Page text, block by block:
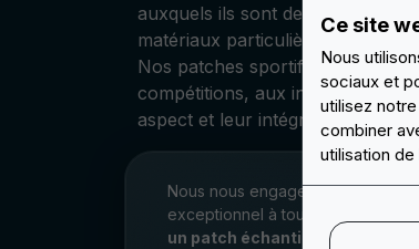
auxquels ils sont destinés. Pour
matériaux particulièrement
Nos patches sportifs sont
compétitions, aux intempéries
aspect et leur intégrité au fil du
Nous nous engageons à fournir
exceptionnel à tous nos clients.
un patch échantillon avant
Ce site
Nous
sociaux et
utilisez
combiner
utilisation